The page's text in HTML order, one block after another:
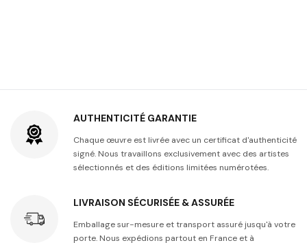
AUTHENTICITÉ GARANTIE
Chaque œuvre est livrée avec un certificat d'authenticité
signé. Nous travaillons exclusivement avec des artistes
sélectionnés et des éditions limitées numérotées.
LIVRAISON SÉCURISÉE & ASSURÉE
Emballage sur-mesure et transport assuré jusqu'à votre
porte. Nous expédions partout en France et à